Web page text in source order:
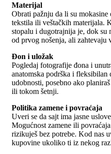
Materijal
Obrati pažnju da li su
tekstila ili veštačkih materijala.
stopalu i dugotrajnija je, dok su
od prvog nošenja, ali zahtevaju
Đon i uložak
Pogledaj fotografije đona i
anatomska podrška i fleksibilan
udobnosti, posebno ako
ili tokom šetnji.
Politika zamene i povraćaja
Uveri se da sajt ima jasne
Mogućnost zamene ili
rizikuješ bez potrebe. Kod nas
kupovine ukoliko ti iz nekog